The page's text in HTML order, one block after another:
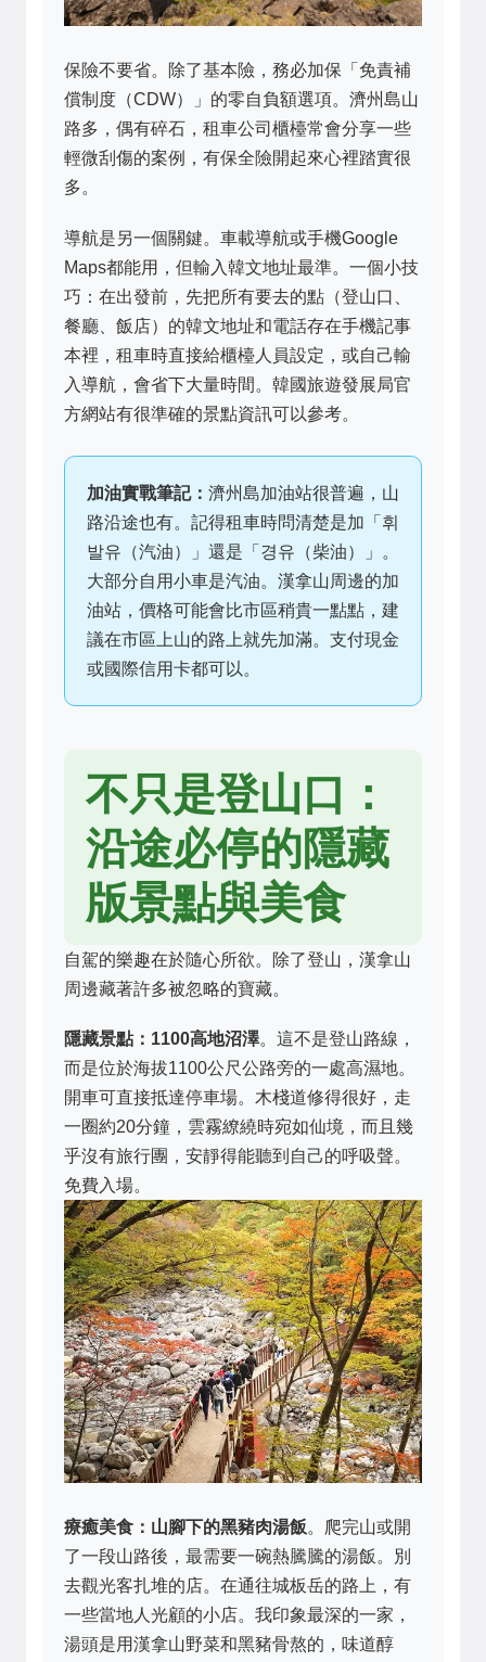
保險不要省。除了基本險，務必加保「免責補
償制度（CDW）」的零自負額選項。濟州島山
路多，偶有碎石，租車公司櫃檯常會分享一些
輕微刮傷的案例，有保全險開起來心裡踏實很
多。
導航是另一個關鍵。車載導航或手機Google
Maps都能用，但輸入韓文地址最準。一個小技
巧：在出發前，先把所有要去的點（登山口、
餐廳、飯店）的韓文地址和電話存在手機記事
本裡，租車時直接給櫃檯人員設定，或自己輸
入導航，會省下大量時間。韓國旅遊發展局官
方網站有很準確的景點資訊可以參考。
加油實戰筆記： 濟州島加油站很普遍，山
路沿途也有。記得租車時問清楚是加「휘
발유（汽油）」還是「경유（柴油）」。
大部分自用小車是汽油。漢拿山周邊的加
油站，價格可能會比市區稍貴一點點，建
議在市區上山的路上就先加滿。支付現金
或國際信用卡都可以。
不只是登山口：
沿途必停的隱藏
版景點與美食
自駕的樂趣在於隨心所欲。除了登山，漢拿山
周邊藏著許多被忽略的寶藏。
隱藏景點：1100高地沼澤。這不是登山路線，
而是位於海拔1100公尺公路旁的一處高濕地。
開車可直接抵達停車場。木棧道修得很好，走
一圈約20分鐘，雲霧繚繞時宛如仙境，而且幾
乎沒有旅行團，安靜得能聽到自己的呼吸聲。
免費入場。
療癒美食：山腳下的黑豬肉湯飯。爬完山或開
了一段山路後，最需要一碗熱騰騰的湯飯。別
去觀光客扎堆的店。在通往城板岳的路上，有
一些當地人光顧的小店。我印象最深的一家，
湯頭是用漢拿山野菜和黑豬骨熬的，味道醇